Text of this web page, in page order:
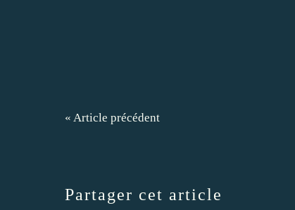
« Article précédent
Partager cet article